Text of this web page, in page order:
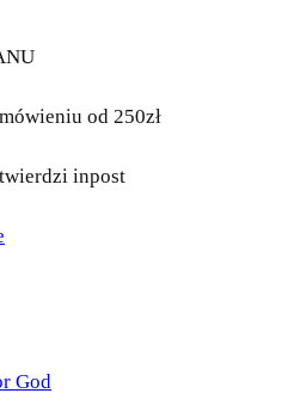
od 250zł
inpost